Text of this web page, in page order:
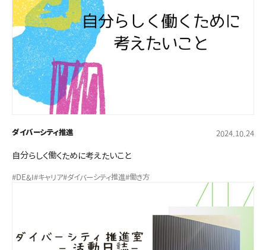
ダイバーシティ推進 2024.10.24
自分らしく働くために考えたいこと
#DE&I#キャリア#ダイバーシティ推進#働き方